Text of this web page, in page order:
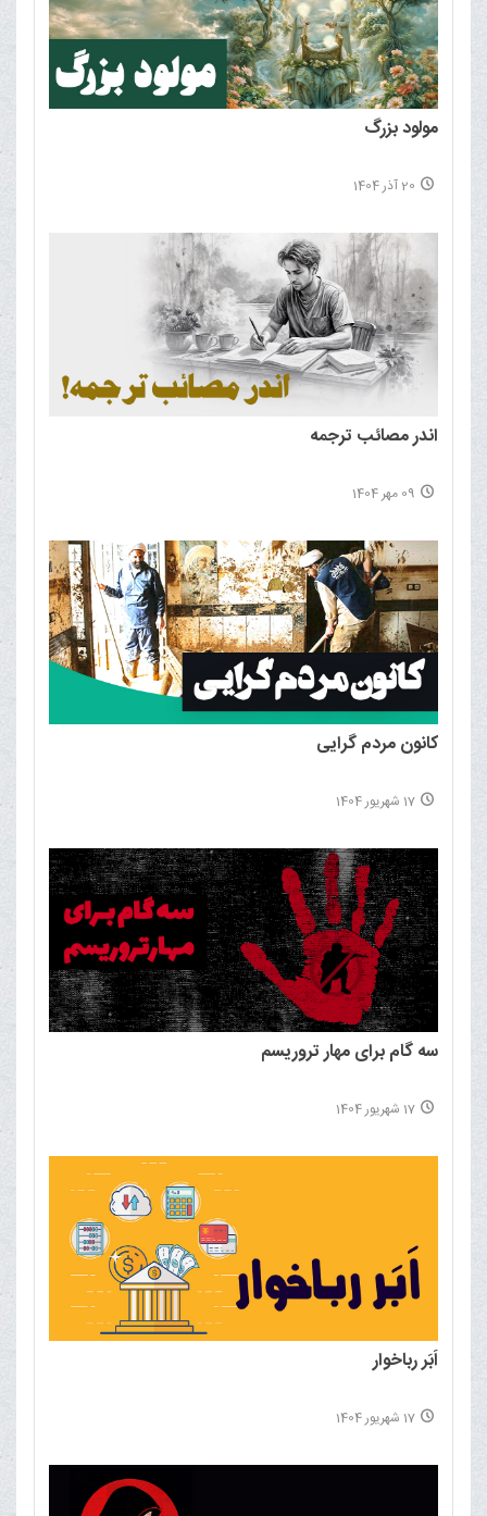
مولود بزرگ
20 آذر 1404
اندر مصائب ترجمه
09 مهر 1404
کانون مردم گرایی
17 شهریور 1404
سه گام برای مهار تروریسم
17 شهریور 1404
اَبَر رباخوار
17 شهریور 1404